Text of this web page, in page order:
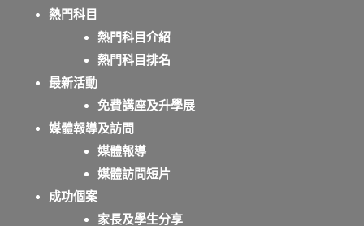
熱門科目
熱門科目介紹
熱門科目排名
最新活動
免費講座及升學展
媒體報導及訪問
媒體報導
媒體訪問短片
成功個案
家長及學生分享